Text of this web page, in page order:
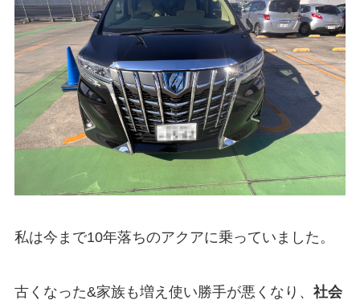
私は今まで10年落ちのアクアに乗っていました。
古くなった&家族も増え使い勝手が悪くなり、 社会